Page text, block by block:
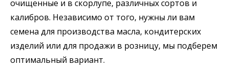
очищенные и в скорлупе, различных сортов и
калибров. Независимо от того, нужны ли вам
семена для производства масла, кондитерских
изделий или для продажи в розницу, мы подберем
оптимальный вариант.